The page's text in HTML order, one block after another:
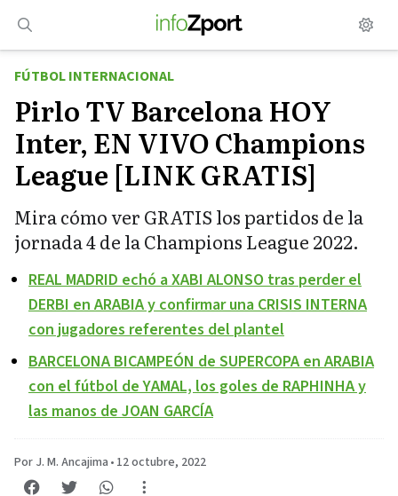
contenido
FÚTBOL INTERNACIONAL
Pirlo TV Barcelona HOY
Inter, EN VIVO Champions
League [LINK GRATIS]
Mira cómo ver GRATIS los partidos de la
jornada 4 de la Champions League 2022.
REAL MADRID echó a XABI ALONSO tras perder el
DERBI en ARABIA y confirmar una CRISIS INTERNA
con jugadores referentes del plantel
BARCELONA BICAMPEÓN de SUPERCOPA en ARABIA
con el fútbol de YAMAL, los goles de RAPHINHA y
las manos de JOAN GARCÍA
Por J. M. Ancajima • 12 octubre, 2022